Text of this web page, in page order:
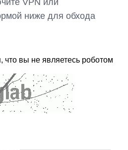
VPN или
ниже для обхода
что вы не являетесь роботом